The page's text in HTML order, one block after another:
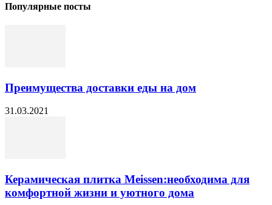
Популярные посты
Преимущества доставки еды на дом
31.03.2021
Керамическая плитка Meissen:необходима для
комфортной жизни и уютного дома